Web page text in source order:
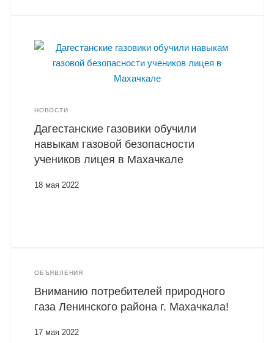
НОВОСТИ
Дагестанские газовики обучили
навыкам газовой безопасности
учеников лицея в Махачкале
18 мая 2022
ОБЪЯВЛЕНИЯ
Вниманию потребителей природного
газа Ленинского района г. Махачкала!
17 мая 2022